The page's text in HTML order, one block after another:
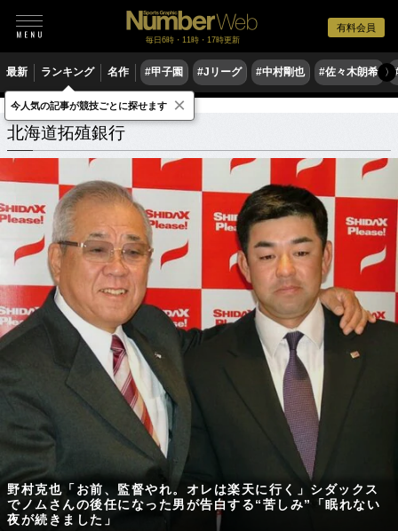
有料会員
毎日6時・11時・17時更新
最新 ランキング 名作 #甲子園 #Jリーグ #中村剛也 #佐々木朗希 〉
北海道拓殖銀行 関連記事
北海道拓殖銀行
野村克也「お前、監督やれ。オレは楽天に行く」シダックス
でノムさんの後任になった男が告白する“苦しみ”「眠れない
夜が続きました」
今人気の記事が競技ごとに探せます ×